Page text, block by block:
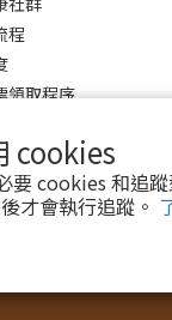
cookies
要 cookies 和追
才會執行追蹤。
程
領取程序